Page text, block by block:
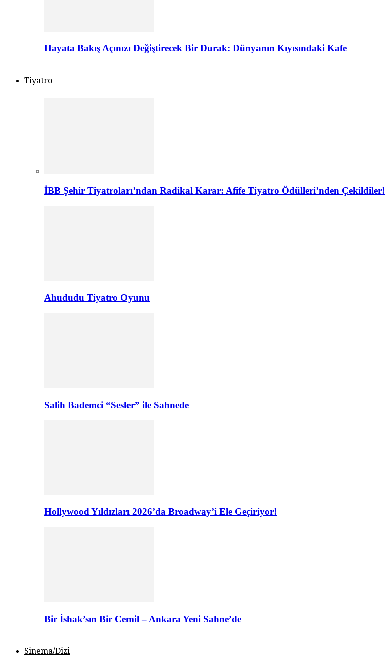
Hayata Bakış Açınızı Değiştirecek Bir Durak: Dünyanın Kıyısındaki Kafe
Tiyatro
İBB Şehir Tiyatroları’ndan Radikal Karar: Afife Tiyatro Ödülleri’nden Çekildiler!
Ahududu Tiyatro Oyunu
Salih Bademci “Sesler” ile Sahnede
Hollywood Yıldızları 2026’da Broadway’i Ele Geçiriyor!
Bir İshak’sın Bir Cemil – Ankara Yeni Sahne’de
Sinema/Dizi